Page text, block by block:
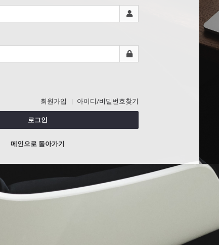
회원가입 아이디/비밀번호찾기
로그인
메인으로 돌아가기